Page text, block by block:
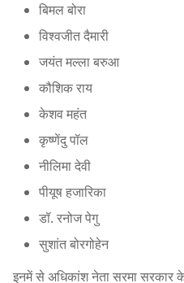
बिमल बोरा
विश्वजीत दैमारी
जयंत मल्ला बरुआ
कौशिक राय
केशव महंत
कृष्णेंदु पॉल
नीलिमा देवी
पीयूष हजारिका
डॉ. रनोज पेगु
सुशांत बोरगोहेन
इनमें से अधिकांश नेता सरमा सरकार